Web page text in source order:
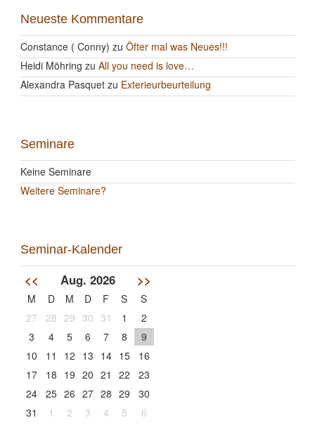
Neueste Kommentare
Constance ( Conny) zu Öfter mal was Neues!!!
Heidi Möhring zu All you need is love…
Alexandra Pasquetzu Exterieurbeurteilung
Seminare
Keine Seminare
Weitere Seminare?
Seminar-Kalender
<< Aug. 2026 >>
M D M D F S
S
27
28 29 30 31 1
2
3
4 5 6 7 8
9
10
11 12 13 14 15
16
17
18 19 20 21 22
23
24
25 26 27 28 29
30
31
1 2 3 4 5 6